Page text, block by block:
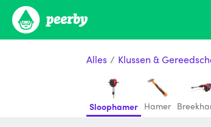
Alles / Klussen &
Sloophamer Hamer